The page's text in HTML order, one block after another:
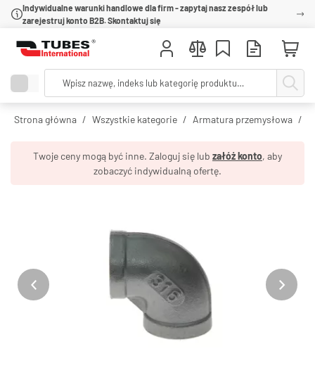
Indywidualne warunki handlowe dla firm - zapytaj nasz zespół lub
zarejestruj konto B2B. Skontaktuj się
Strona główna Wszystkie kategorie Armatura przemysłowa
Twoje ceny mogą być inne. Zaloguj się lub załóż konto, aby
zobaczyć indywidualną ofertę.